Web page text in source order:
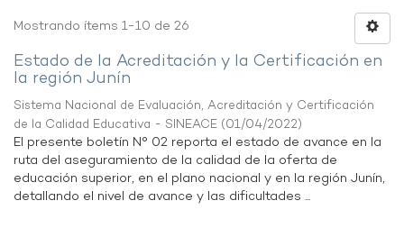
Mostrando ítems 1-10 de 26
Estado de la Acreditación y la Certificación en
la región Junín
Sistema Nacional de Evaluación, Acreditación y Certificación
de la Calidad Educativa - SINEACE (01/04/2022)
El presente boletín N° 02 reporta el estado de avance en la
ruta del aseguramiento de la calidad de la oferta de
educación superior, en el plano nacional y en la región Junín,
detallando el nivel de avance y las dificultades ...